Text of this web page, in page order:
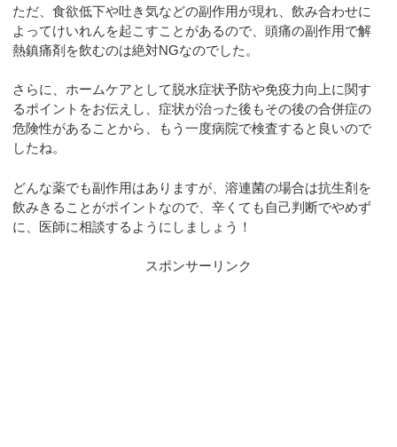
ただ、食欲低下や吐き気などの副作用が現れ、飲み合わせに
よってけいれんを起こすことがあるので、頭痛の副作用で解
熱鎮痛剤を飲むのは絶対NGなのでした。
さらに、ホームケアとして脱水症状予防や免疫力向上に関す
るポイントをお伝えし、症状が治った後もその後の合併症の
危険性があることから、もう一度病院で検査すると良いので
したね。
どんな薬でも副作用はありますが、溶連菌の場合は抗生剤を
飲みきることがポイントなので、辛くても自己判断でやめず
に、医師に相談するようにしましょう！
スポンサーリンク